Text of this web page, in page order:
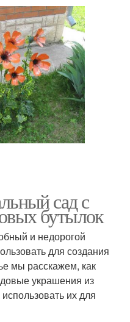
сад с
бутылок
и недорогой
для создания
мы расскажем, как
украшения из
их для